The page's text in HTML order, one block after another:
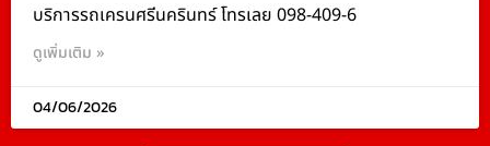
บริการรถเครนศรีนครินทร์ โทรเลย 098-409-6
ดูเพิ่มเติม »
04/06/2026